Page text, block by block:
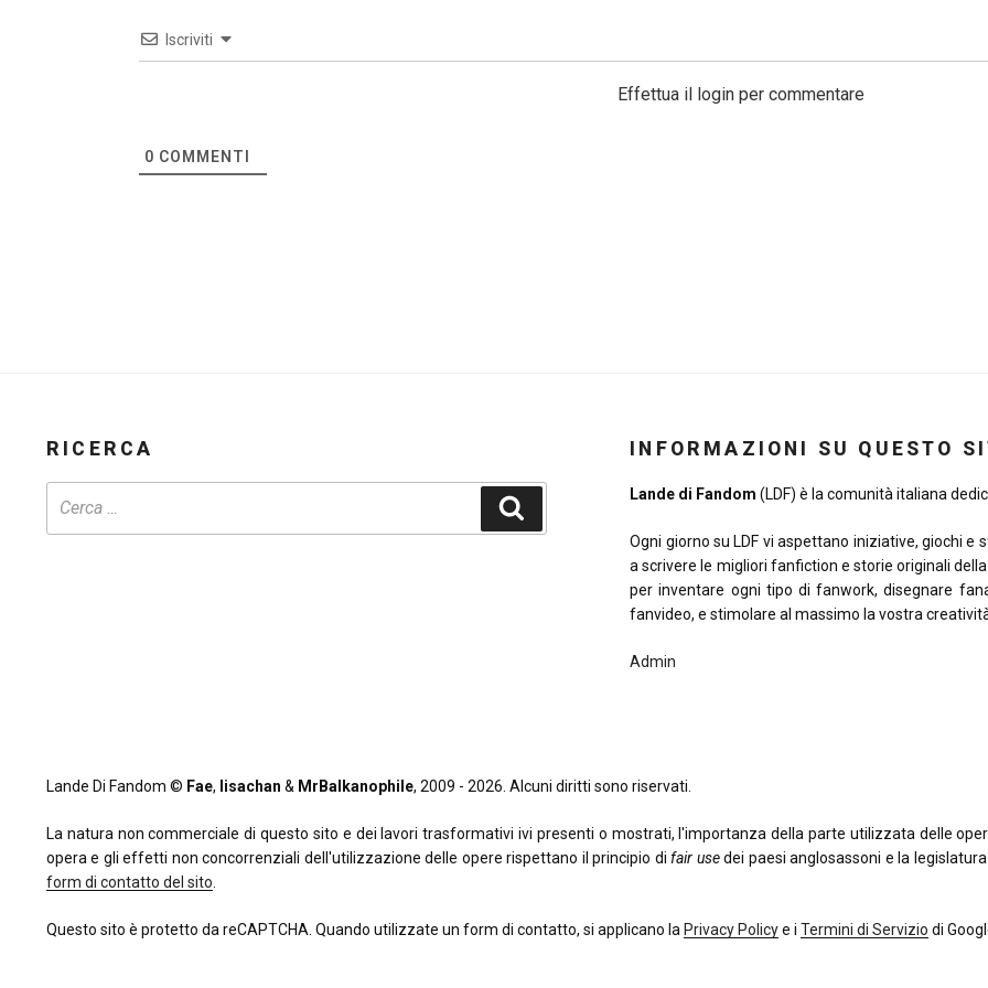
Iscriviti
Effettua il login per commentare
0 COMMENTI
RICERCA INFORMAZIONI SU QUESTO
Lande di Fandom (LDF) è la comunità italiana
Ogni giorno su LDF vi aspettano iniziative, giochi
a scrivere le migliori fanfiction e storie originali
per inventare ogni tipo di fanwork, disegnare
fanvideo, e stimolare al massimo la vostra
Admin
Lande Di Fandom © Fae, lisachan & MrBalkanophile, 2009 - 2026. Alcuni diritti sono riservati.
La natura non commerciale di questo sito e dei lavori trasformativi ivi presenti o mostrati, l'importanza della parte utilizzata delle
opera e gli effetti non concorrenziali dell'utilizzazione delle opere rispettano il principio difair usedei paesi anglosassoni e la
form di contatto del sito
Questo sito è protetto da reCAPTCHA. Quando utilizzate un form di contatto, si applicano la Privacy Policye i Termini di Servizio di